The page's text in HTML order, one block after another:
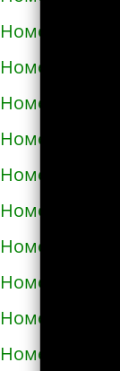
Номера
Номера
Номера
Номера
Номера
Номера
Номера
Номера
Номера
Номера